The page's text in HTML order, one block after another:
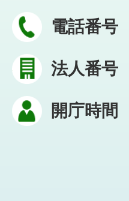
電話番号
法人番号
開庁時間